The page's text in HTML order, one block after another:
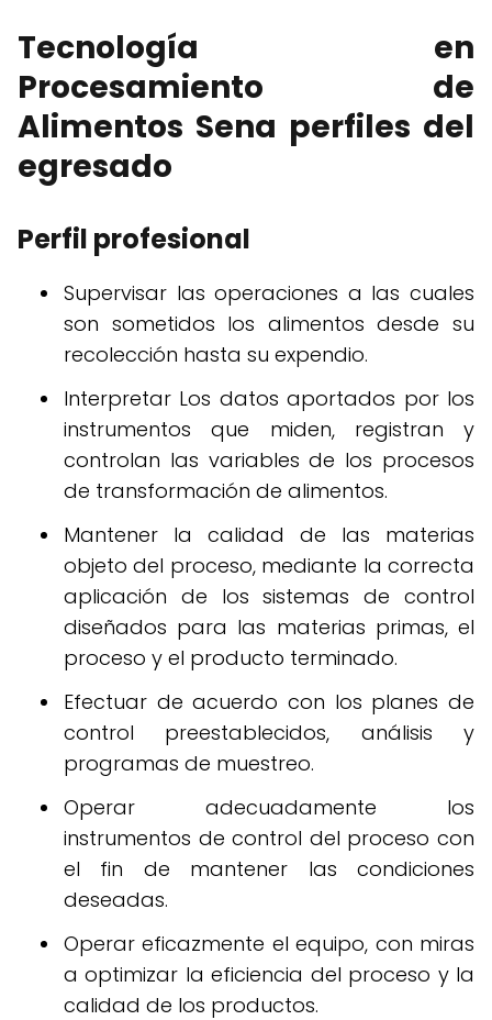
Tecnología en
Procesamiento de
Alimentos Sena perfiles del
egresado
Perfil profesional
Supervisar las operaciones a las cuales
son sometidos los alimentos desde su
recolección hasta su expendio.
Interpretar Los datos aportados por los
instrumentos que miden, registran y
controlan las variables de los procesos
de transformación de alimentos.
Mantener la calidad de las materias
objeto del proceso, mediante la correcta
aplicación de los sistemas de control
diseñados para las materias primas, el
proceso y el producto terminado.
Efectuar de acuerdo con los planes de
control preestablecidos, análisis y
programas de muestreo.
Operar adecuadamente los
instrumentos de control del proceso con
el fin de mantener las condiciones
deseadas.
Operar eficazmente el equipo, con miras
a optimizar la eficiencia del proceso y la
calidad de los productos.